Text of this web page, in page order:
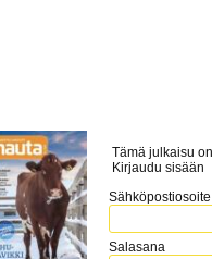
Tämä julkaisu
Kirjaudu sisään
Sähköpostiosoite
Salasana